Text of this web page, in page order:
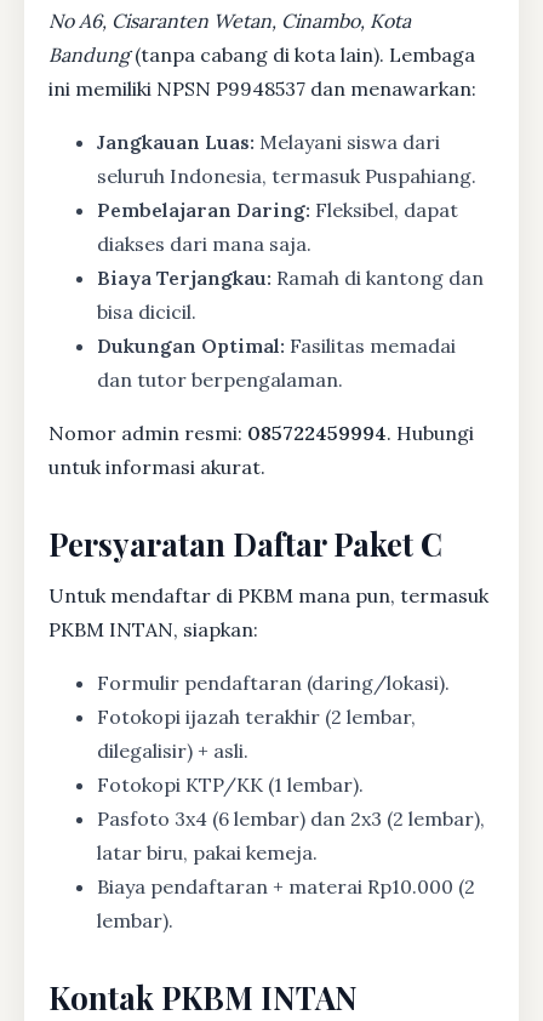
No A6, Cisaranten Wetan, Cinambo, Kota
Bandung(tanpa cabang di kota lain). Lembaga
ini memiliki NPSN P9948537 dan menawarkan:
Jangkauan Luas: Melayani siswa dari
seluruh Indonesia, termasuk Puspahiang.
Pembelajaran Daring: Fleksibel, dapat
diakses dari mana saja.
Biaya Terjangkau: Ramah di kantong dan
bisa dicicil.
Dukungan Optimal: Fasilitas memadai
dan tutor berpengalaman.
Nomor admin resmi: 085722459994. Hubungi
untuk informasi akurat.
Persyaratan Daftar Paket C
Untuk mendaftar di PKBM mana pun, termasuk
PKBM INTAN, siapkan:
Formulir pendaftaran (daring/lokasi).
Fotokopi ijazah terakhir (2 lembar,
dilegalisir) + asli.
Fotokopi KTP/KK (1 lembar).
Pasfoto 3x4 (6 lembar) dan 2x3 (2 lembar),
latar biru, pakai kemeja.
Biaya pendaftaran + materai Rp10.000 (2
lembar).
Kontak PKBM INTAN